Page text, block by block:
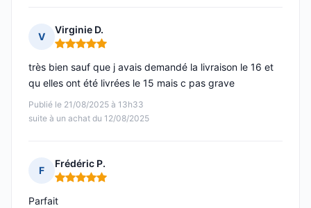
V
Virginie D.
Note : 5 sur 5
Publié le 21/08/2025 à 13h33
suite à un achat du 12/08/2025
très bien sauf que j avais demandé la livraison le 16 et
qu elles ont été livrées le 15 mais c pas grave
F
Frédéric P.
Note : 5 sur 5
Parfait